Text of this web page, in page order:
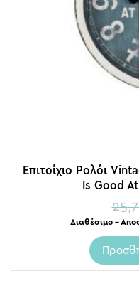
Επιτοίχιο Ρολόι
Is Good
Διαθέσιμο –